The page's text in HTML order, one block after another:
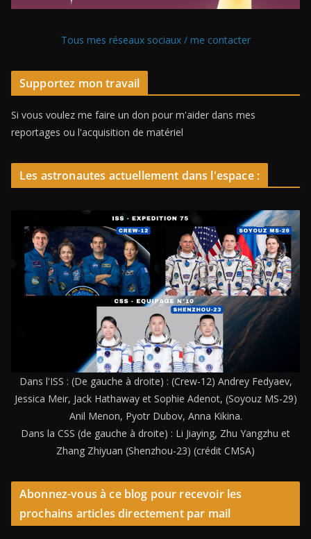
Tous mes réseaux sociaux / me contacter
Supportez mon travail
Si vous voulez me faire un don pour m'aider dans mes
reportages ou l'acquisition de matériel
Les astronautes actuellement dans l'espace :
Dans l'ISS : (De gauche à droite) : (Crew-12) Andrey Fedyaev,
Jessica Meir, Jack Hathaway et Sophie Adenot, (Soyouz MS-29)
Anil Menon, Pyotr Dubov, Anna Kikina.
Dans la CSS (de gauche à droite) : Li Jiaying, Zhu Yangzhu et
Zhang Zhiyuan (Shenzhou-23) (crédit CMSA)
Abonnez-vous à ce blog pour recevoir les
prochains articles directement par mail